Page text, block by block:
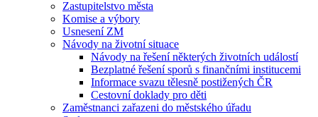
Zastupitelstvo města
Komise a výbory
Usnesení ZM
Návody na životní situace
Návody na řešení některých životních událostí
Bezplatné řešení sporů s finančními institucemi
Informace svazu tělesně postižených ČR
Cestovní doklady pro děti
Zaměstnanci zařazeni do městského úřadu